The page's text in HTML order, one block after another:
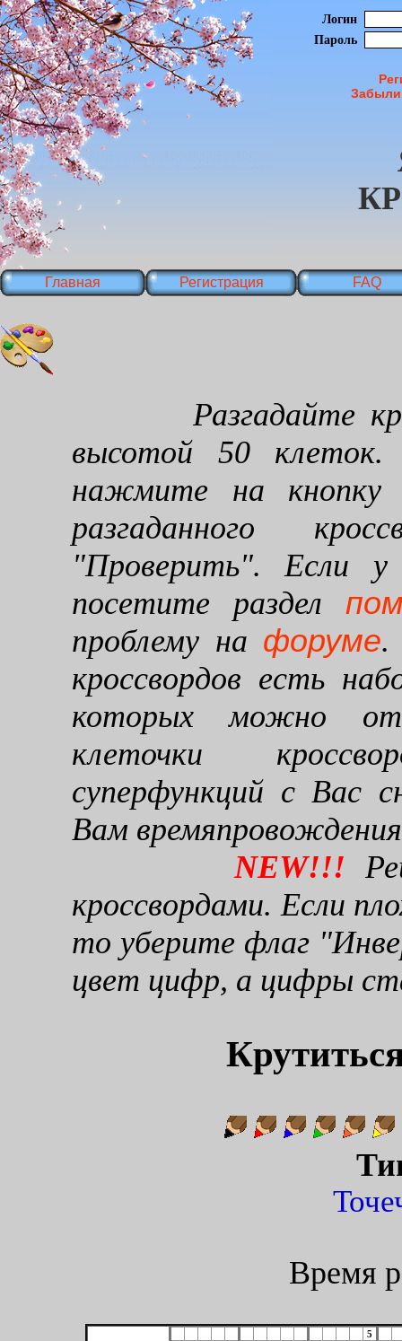
Логин
Пароль
Главная Регистрация FAQ
Разгадайте
высотой 50 клеток.
нажмите на кнопку
разгаданного
"Проверить". Если
посетите раздел
проблему на форуме.
кроссвордов есть
которых можно
клеточки
суперфункций с Вас
Вам
NEW!!!
кроссвордами. Если
то уберите флаг
цвет цифр, а цифры
Время
5